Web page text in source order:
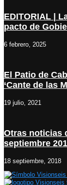
EDITORIAL |
pacto de
6 febrero, 2025
El Patio de
‘Cante de las
19 julio, 2021
Otras noticias
septiembre
18 septiembre, 2018